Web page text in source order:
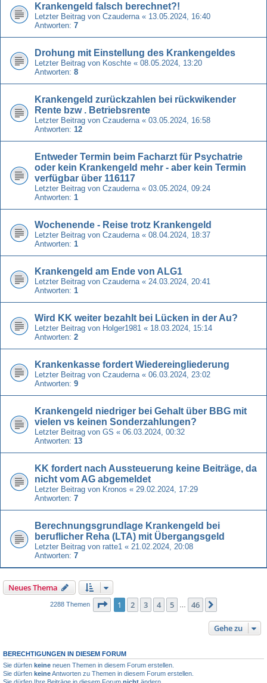
Krankengeld falsch berechnet?!
Letzter Beitrag von Czauderna « 13.05.2024, 16:40
Antworten: 7
Drohung mit Einstellung des Krankengeldes
Letzter Beitrag von Koschte « 08.05.2024, 13:20
Antworten: 8
Krankengeld zurückzahlen bei rückwikender
Rente bzw . Betriebsrente
Letzter Beitrag von Czauderna « 03.05.2024, 16:58
Antworten: 12
Entweder Termin beim Facharzt für Psychatrie
oder kein Krankengeld mehr - aber kein Termin
verfügbar über 116117
Letzter Beitrag von Czauderna « 03.05.2024, 09:24
Antworten: 1
Wochenende - Reise trotz Krankengeld
Letzter Beitrag von Czauderna « 08.04.2024, 18:37
Antworten: 1
Krankengeld am Ende von ALG1
Letzter Beitrag von Czauderna « 24.03.2024, 20:41
Antworten: 1
Wird KK weiter bezahlt bei Lücken in der Au?
Letzter Beitrag von Holger1981 « 18.03.2024, 15:14
Antworten: 2
Krankenkasse fordert Wiedereingliederung
Letzter Beitrag von Czauderna « 06.03.2024, 23:02
Antworten: 9
Krankengeld niedriger bei Gehalt über BBG mit
vielen vs keinen Sonderzahlungen?
Letzter Beitrag von GS « 06.03.2024, 00:32
Antworten: 13
KK fordert nach Aussteuerung keine Beiträge, da
nicht vom AG abgemeldet
Letzter Beitrag von Kronos « 29.02.2024, 17:29
Antworten: 7
Berechnungsgrundlage Krankengeld bei
beruflicher Reha (LTA) mit Übergangsgeld
Letzter Beitrag von ratte1 « 21.02.2024, 20:08
Antworten: 7
Neues Thema
2288 Themen Seite 1von 46
1 2 3 4 5 46
Gehe zu
BERECHTIGUNGEN IN DIESEM FORUM
Sie dürfen keine neuen Themen in diesem Forum erstellen.
Sie dürfen keineAntworten zu Themen in diesem Forum erstellen.
Sie dürfen Ihre Beiträge in diesem Forum nicht ändern.